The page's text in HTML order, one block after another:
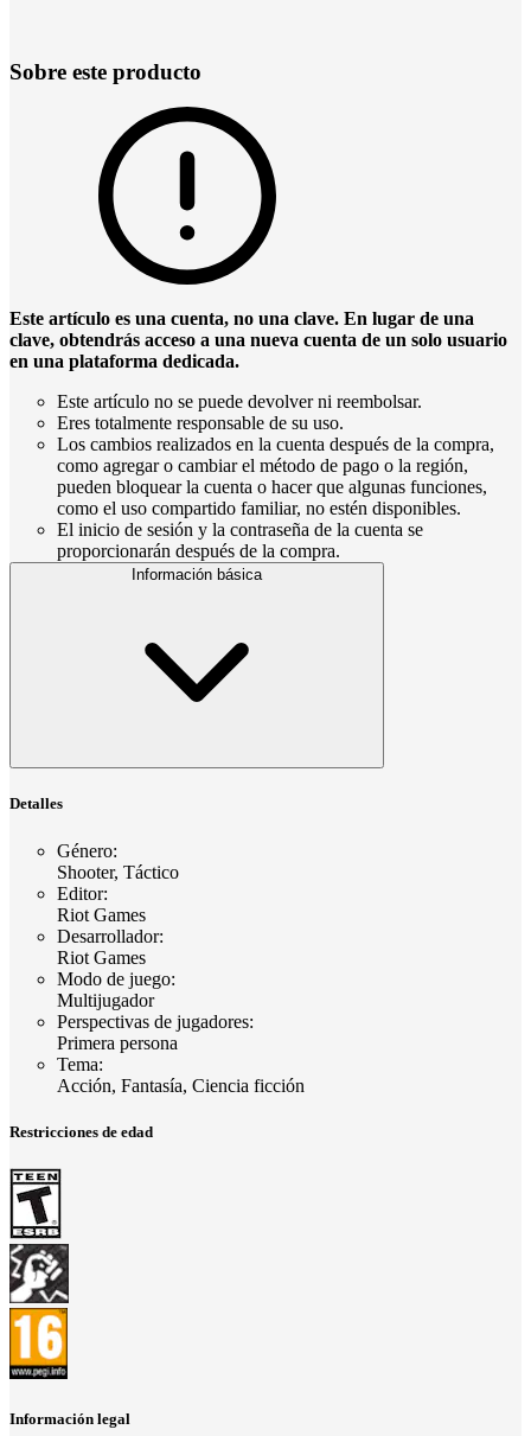
Sobre este producto
Este artículo es una cuenta, no una clave. En lugar de una
clave, obtendrás acceso a una nueva cuenta de un solo usuario
en una plataforma dedicada.
Este artículo no se puede devolver ni reembolsar.
Eres totalmente responsable de su uso.
Los cambios realizados en la cuenta después de la compra,
como agregar o cambiar el método de pago o la región,
pueden bloquear la cuenta o hacer que algunas funciones,
como el uso compartido familiar, no estén disponibles.
El inicio de sesión y la contraseña de la cuenta se
proporcionarán después de la compra.
Información básica
Detalles
Género:
Shooter, Táctico
Editor:
Riot Games
Desarrollador:
Riot Games
Modo de juego:
Multijugador
Perspectivas de jugadores:
Primera persona
Tema:
Acción, Fantasía, Ciencia ficción
Restricciones de edad
Información legal